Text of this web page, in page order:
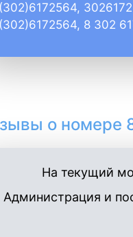
8 302
о номере
На текущий
Администрация и